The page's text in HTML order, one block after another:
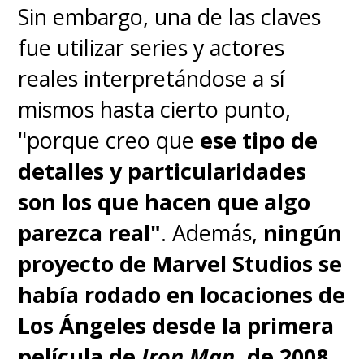
Sin embargo, una de las claves
fue utilizar series y actores
reales interpretándose a sí
mismos hasta cierto punto,
"porque creo que ese tipo de
detalles y particularidades
son los que hacen que algo
parezca real". Además, ningún
proyecto de Marvel Studios se
había rodado en locaciones de
Los Ángeles desde la primera